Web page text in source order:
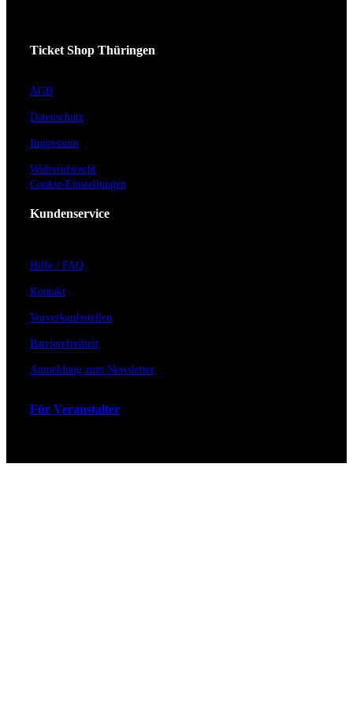
Ticket Shop Thüringen
AGB
Datenschutz
Impressum
Widerrufsrecht
Cookie-Einstellungen
Kundenservice
Hilfe / FAQ
Kontakt
Vorverkaufsstellen
Barrierefreiheit
Anmeldung zum Newsletter
Für Veranstalter